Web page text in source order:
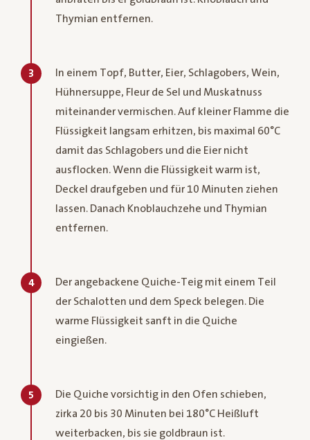
Thymian entfernen.
3
In einem Topf, Butter, Eier, Schlagobers, Wein,
Hühnersuppe, Fleur de Sel und Muskatnuss
miteinander vermischen. Auf kleiner Flamme die
Flüssigkeit langsam erhitzen, bis maximal 60°C
damit das Schlagobers und die Eier nicht
ausflocken. Wenn die Flüssigkeit warm ist,
Deckel draufgeben und für 10 Minuten ziehen
lassen. Danach Knoblauchzehe und Thymian
entfernen.
4
Der angebackene Quiche-Teig mit einem Teil
der Schalotten und dem Speck belegen. Die
warme Flüssigkeit sanft in die Quiche
eingießen.
5
Die Quiche vorsichtig in den Ofen schieben,
zirka 20 bis 30 Minuten bei 180°C Heißluft
weiterbacken, bis sie goldbraun ist.